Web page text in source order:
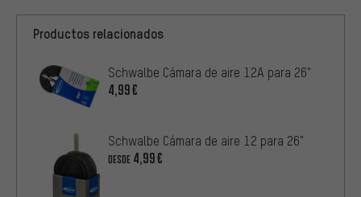
Productos relacionados
Schwalbe Cámara de aire 12A para 26"
4,99€
Schwalbe Cámara de aire 12 para 26"
DESDE 4,99€